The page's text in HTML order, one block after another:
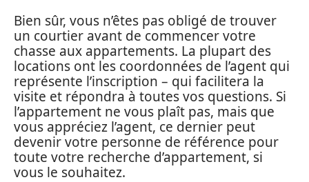
Bien sûr, vous n’êtes pas obligé de trouver
un courtier avant de commencer votre
chasse aux appartements. La plupart des
locations ont les coordonnées de l’agent qui
représente l’inscription – qui facilitera la
visite et répondra à toutes vos questions. Si
l’appartement ne vous plaît pas, mais que
vous appréciez l’agent, ce dernier peut
devenir votre personne de référence pour
toute votre recherche d’appartement, si
vous le souhaitez.